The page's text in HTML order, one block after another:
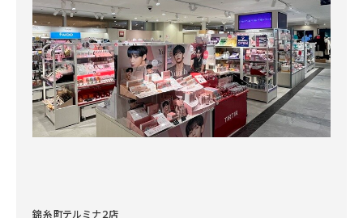
錦糸町テルミナ２店